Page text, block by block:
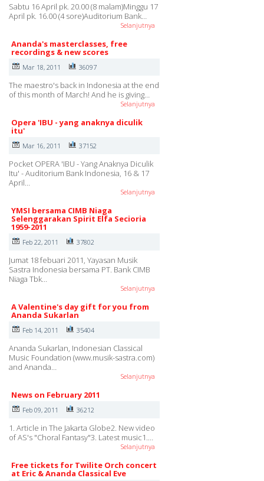
Sabtu 16 April pk. 20.00 (8 malam)Minggu 17
April pk. 16.00 (4 sore)Auditorium Bank…
Selanjutnya
Ananda's masterclasses, free
recordings & new scores
Mar 18, 2011 36097
The maestro's back in Indonesia at the end
of this month of March! And he is giving…
Selanjutnya
Opera 'IBU - yang anaknya diculik
itu'
Mar 16, 2011 37152
Pocket OPERA 'IBU - Yang Anaknya Diculik
Itu' - Auditorium Bank Indonesia, 16 & 17
April…
Selanjutnya
YMSI bersama CIMB Niaga
Selenggarakan Spirit Elfa Secioria
1959-2011
Feb 22, 2011 37802
Jumat 18 febuari 2011, Yayasan Musik
Sastra Indonesia bersama PT. Bank CIMB
Niaga Tbk…
Selanjutnya
A Valentine's day gift for you from
Ananda Sukarlan
Feb 14, 2011 35404
Ananda Sukarlan, Indonesian Classical
Music Foundation (www.musik-sastra.com)
and Ananda…
Selanjutnya
News on February 2011
Feb 09, 2011 36212
1. Article in The Jakarta Globe2. New video
of AS's "Choral Fantasy"3. Latest music1.…
Selanjutnya
Free tickets for Twilite Orch concert
at Eric & Ananda Classical Eve